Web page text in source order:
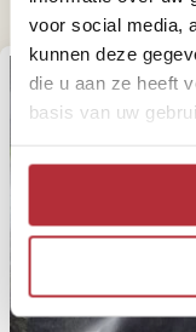
voor social media,
kunnen deze
die u aan ze heeft
basis van uw